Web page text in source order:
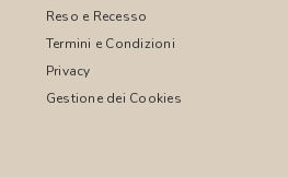
Reso e Recesso
Termini e Condizioni
Privacy
Gestione dei Cookies